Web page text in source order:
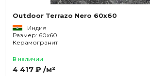
Outdoor Terrazo Nero 60x60
Индия
Размер: 60x60
Керамогранит
В наличии
4 417 ₽ /м²